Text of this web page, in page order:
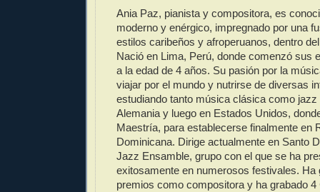
Ania Paz, pianista y compositora, es
moderno y enérgico, impregnado por una
estilos caribeños y afroperuanos, dentro
Nació en Lima, Perú, donde comenzó sus
a la edad de 4 años. Su pasión por la
viajar por el mundo y nutrirse de diversas
estudiando tanto música clásica como jazz
Alemania y luego en Estados Unidos,
Maestría, para establecerse finalmente en
Dominicana. Dirige actualmente en Santo
Jazz Ensamble, grupo con el que se ha
exitosamente en numerosos festivales. Ha
premios como compositora y ha grabado